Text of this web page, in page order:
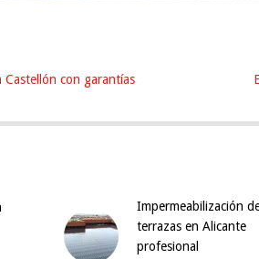
Castellón con garantías
Impermeabilización
terrazas en Alicante
profesional